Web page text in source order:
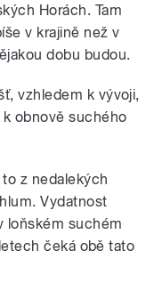
Horách. Tam
v krajině než v
dobu budou.
vzhledem k vývoji,
obnově suchého
z nedalekých
Vydatnost
loňském suchém
čeká obě tato